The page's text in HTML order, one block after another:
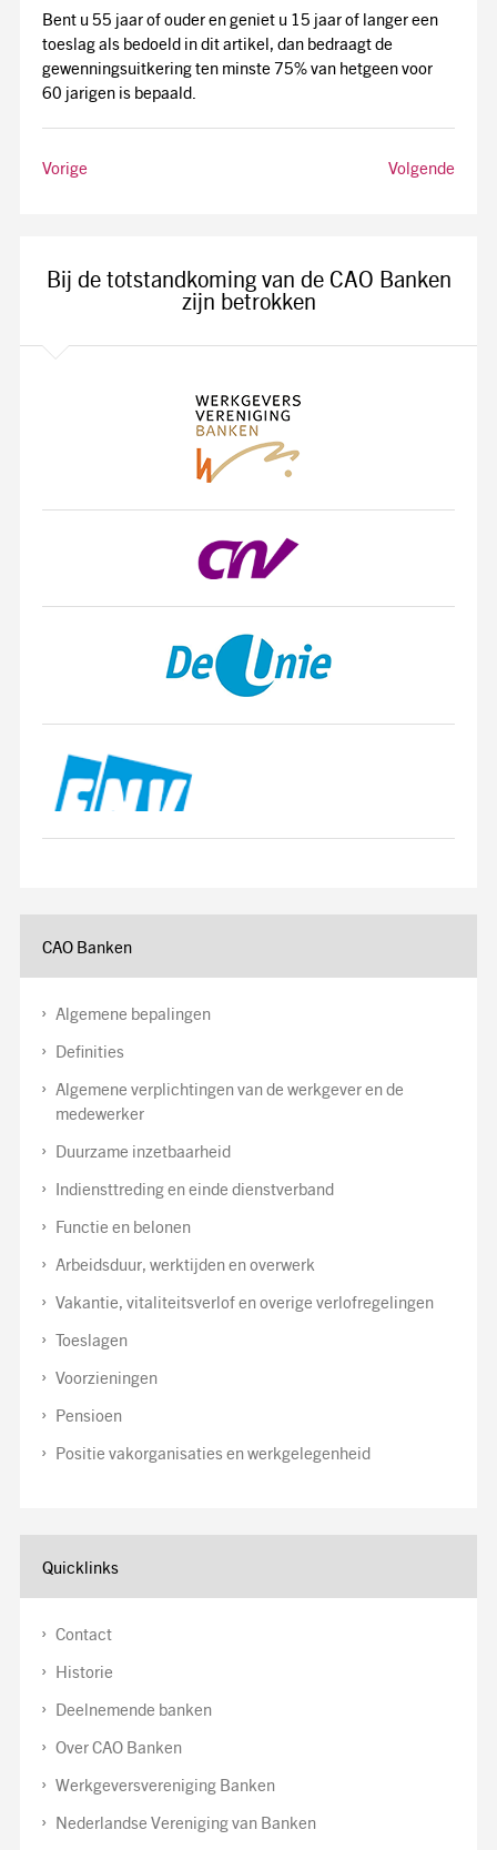
Bent u 55 jaar of ouder en geniet u 15 jaar of langer een
toeslag als bedoeld in dit artikel, dan bedraagt de
gewenningsuitkering ten minste 75% van hetgeen voor
60 jarigen is bepaald.
Vorige Volgende
Bij de totstandkoming van de CAO Banken
zijn betrokken
CAO Banken
Algemene bepalingen
Definities
Algemene verplichtingen van de werkgever en de
medewerker
Duurzame inzetbaarheid
Indiensttreding en einde dienstverband
Functie en belonen
Arbeidsduur, werktijden en overwerk
Vakantie, vitaliteitsverlof en overige verlofregelingen
Toeslagen
Voorzieningen
Pensioen
Positie vakorganisaties en werkgelegenheid
Quicklinks
Contact
Historie
Deelnemende banken
Over CAO Banken
Werkgeversvereniging Banken
Nederlandse Vereniging van Banken